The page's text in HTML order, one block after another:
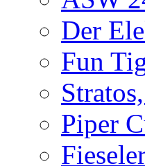
Der
Fun
Piper